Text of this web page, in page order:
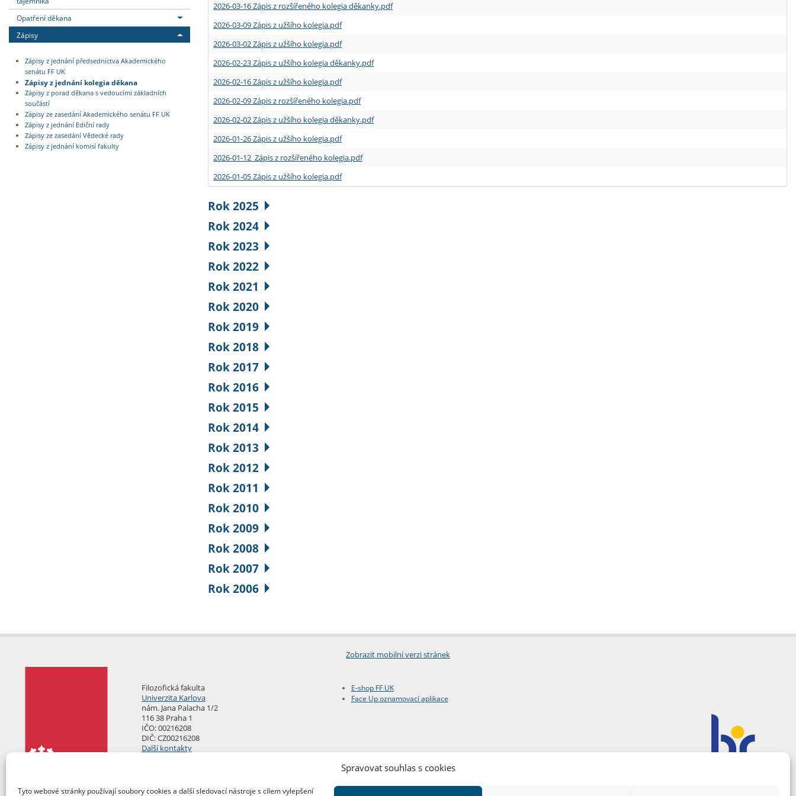
Spravovat souhlas s cookies
Tyto webové stránky používají soubory cookies a další sledovací nástroje s cílem vylepšení
Opatření děkana
Zápisy
Zápisy z jednání předsednictva Akademického
senátu FF UK
Zápisy z jednání kolegia děkana
Zápisy z porad děkana s vedoucími základních
součástí
Zápisy ze zasedání Akademického senátu FF UK
Zápisy z jednání Ediční rady
Zápisy ze zasedání Vědecké rady
Zápisy z jednání komisí fakulty
2026-03-16 Zápis z rozšířeného kolegia děkanky.pdf
2026-03-09 Zápis z užšího kolegia.pdf
2026-03-02 Zápis z užšího kolegia.pdf
2026-02-23 Zápis z užšího kolegia děkanky.pdf
2026-02-16 Zápis z užšího kolegia.pdf
2026-02-09 Zápis z rozšířeného kolegia.pdf
2026-02-02 Zápis z užšího kolegia děkanky.pdf
2026-01-26 Zápis z užšího kolegia.pdf
2026-01-12 Zápis z rozšířeného kolegia.pdf
2026-01-05 Zápis z užšího kolegia.pdf
Rok 2025
Rok 2024
Rok 2023
Rok 2022
Rok 2021
Rok 2020
Rok 2019
Rok 2018
Rok 2017
Rok 2016
Rok 2015
Rok 2014
Rok 2013
Rok 2012
Rok 2011
Rok 2010
Rok 2009
Rok 2008
Rok 2007
Rok 2006
Zobrazit mobilní verzi stránek
Filozofická fakulta
Univerzita Karlova
nám. Jana Palacha 1/2
116 38 Praha 1
IČO: 00216208
DIČ: CZ00216208
Další kontakty
E-shop FF UK
Face Up oznamovací aplikace